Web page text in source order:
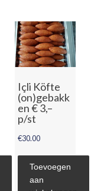
Içli Köfte
(on)gebakk
en € 3,–
p/st
€30.00
Toevoegen
aan